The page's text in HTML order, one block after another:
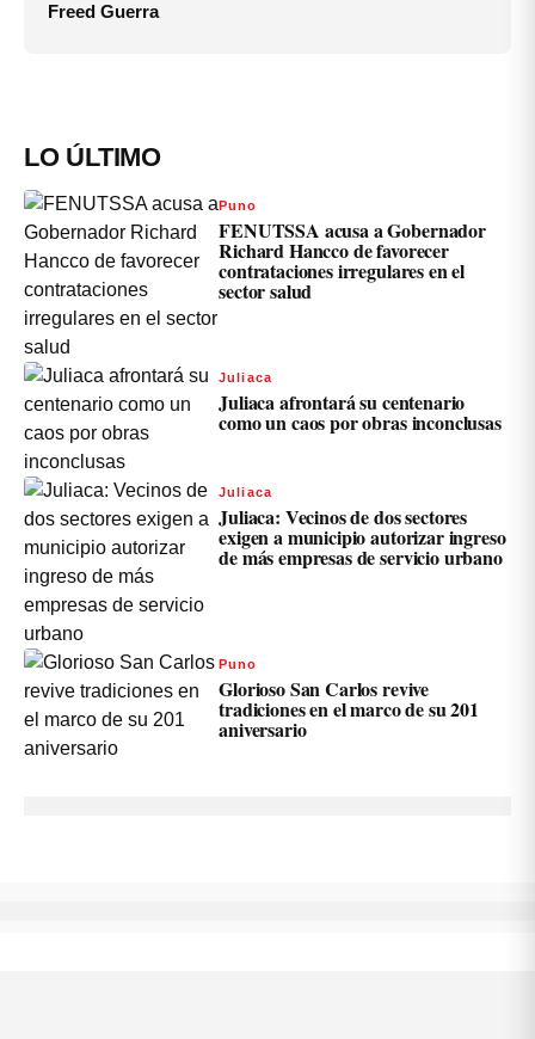
Freed Guerra
LO ÚLTIMO
Puno
FENUTSSA acusa a Gobernador
Richard Hancco de favorecer
contrataciones irregulares en el
sector salud
Juliaca
Juliaca afrontará su centenario
como un caos por obras inconclusas
Juliaca
Juliaca: Vecinos de dos sectores
exigen a municipio autorizar ingreso
de más empresas de servicio urbano
Puno
Glorioso San Carlos revive
tradiciones en el marco de su 201
aniversario